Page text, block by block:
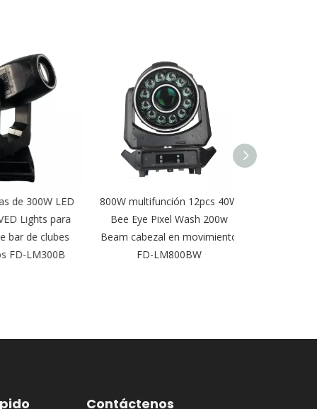
300W LED
Lights para
de clubes
LM300B
800W multifunción 12pcs 40W
Bee Eye Pixel Wash 200w
Beam cabezal en movimiento
FD-LM800BW
Contáctenos